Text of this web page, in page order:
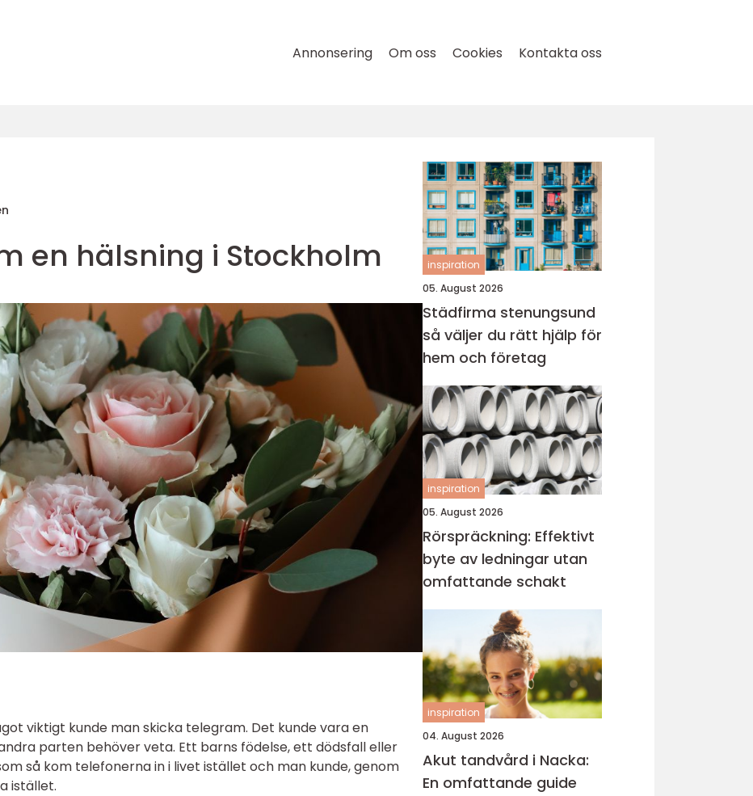
Annonsering Om oss Cookies Kontakta oss
en hälsning i Stockholm
viktigt kunde man skicka telegram. Det kunde vara en
parten behöver veta. Ett barns födelse, ett dödsfall eller
så kom telefonerna in i livet istället och man kunde, genom
istället.
inspiration
05. August 2026
Städfirma stenungsund
så väljer du rätt hjälp för
hem och företag
inspiration
05. August 2026
Rörspräckning: Effektivt
byte av ledningar utan
omfattande schakt
inspiration
04. August 2026
Akut tandvård i Nacka:
En omfattande guide